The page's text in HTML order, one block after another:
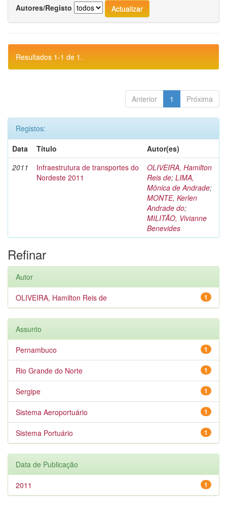
Autores/Registo
Resultados 1-1 de 1.
Anterior 1 Próxima
Registos:
Data
Título
Autor(es)
2011
Infraestrutura de transportes do
Nordeste 2011
OLIVEIRA, Hamilton
Reis de; LIMA,
Mônica de Andrade;
MONTE, Kerlen
Andrade do;
MILITÃO, Vivianne
Benevides
Refinar
Autor
1
OLIVEIRA, Hamilton Reis de
Assunto
1
Pernambuco
1
Rio Grande do Norte
1
Sergipe
1
Sistema Aeroportuário
1
Sistema Portuário
Data de Publicação
1
2011